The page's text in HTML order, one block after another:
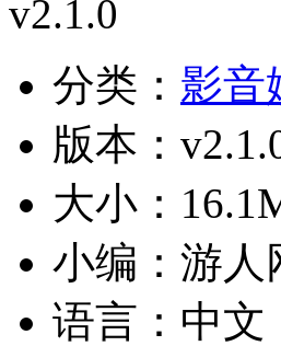
分类： 影音
版本：
大小：
小编：游人
语言：中文